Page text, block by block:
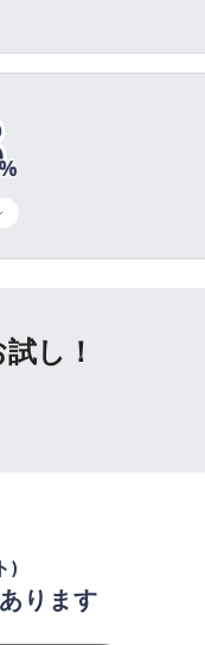
し！
)
ります